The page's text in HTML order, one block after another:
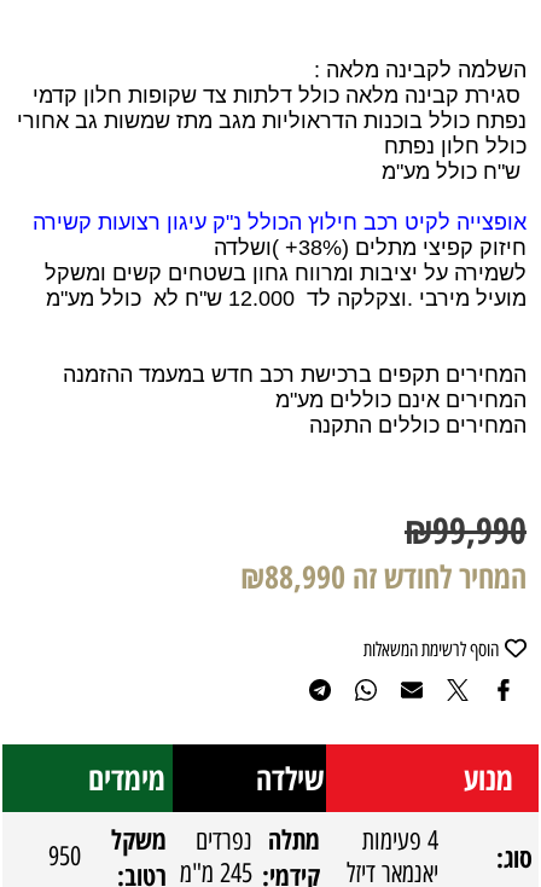
השלמה לקבינה מלאה :
סגירת קבינה מלאה כולל דלתות צד שקופות חלון קדמי
נפתח כולל בוכנות הדראוליות מגב מתז שמשות גב אחורי
כולל חלון נפתח
ש"ח כולל מע"מ
אופצייה לקיט רכב חילוץ הכולל נ"ק עיגון רצועות קשירה
חיזוק קפיצי מתלים (38%+ )ושלדה
לשמירה על יציבות ומרווח גחון בשטחים קשים ומשקל
מועיל מירבי .וצקלקה לד 12.000 ש"ח לא כולל מע"מ
המחירים תקפים ברכישת רכב חדש במעמד ההזמנה
המחירים אינם כוללים מע"מ
המחירים כוללים התקנה
₪99,990
המחיר לחודש זה ₪88,990
הוסף לרשימת המשאלות
מנוע שילדה מימדים
סוג:
4 פעימות
יאנמאר דיזל
מתלה
קידמי:
נפרדים
245 מ"מ
משקל
רטוב:
950